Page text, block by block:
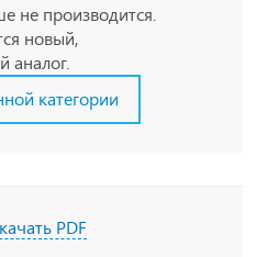
не производится.
новый,
аналог.
категории
PDF